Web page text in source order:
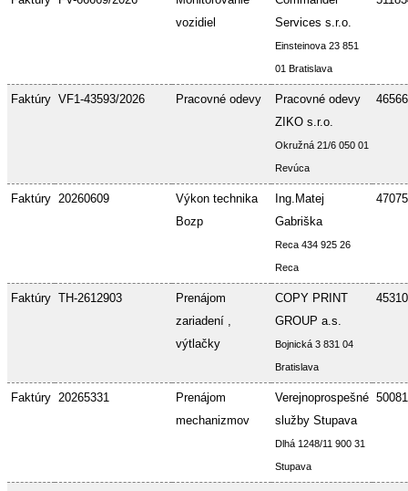
vozidiel
Services s.r.o.
Einsteinova 23 851
01 Bratislava
Faktúry VF1-43593/2026 Pracovné odevy
Pracovné odevy
ZIKO s.r.o.
Okružná 21/6 050 01
Revúca
Faktúry 20260609
Výkon technika
Bozp
Ing.Matej
Gabriška
Reca 434 925 26
Reca
Faktúry TH-2612903
Prenájom
zariadení ,
výtlačky
COPY PRINT
GROUP a.s.
Bojnická 3 831 04
Bratislava
Faktúry 20265331
Prenájom
mechanizmov
Verejnoprospešné
služby Stupava
Dlhá 1248/11 900 31
Stupava